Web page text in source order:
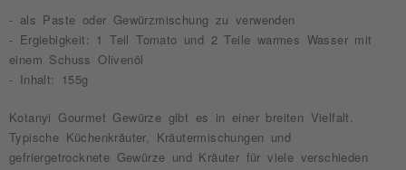
- als Paste oder Gewürzmischung zu verwenden
- Ergiebigkeit: 1 Teil Tomato und 2 Teile warmes Wasser mit
einem Schuss Olivenöl
- Inhalt: 155g
Kotanyi Gourmet Gewürze gibt es in einer breiten Vielfalt.
Typische Küchenkräuter, Kräutermischungen und
gefriergetrocknete Gewürze und Kräuter für viele verschieden